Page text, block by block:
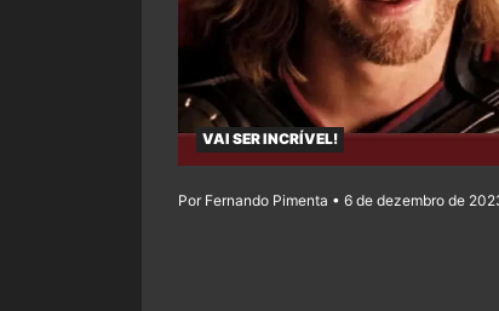
VAI SER INCRÍVEL!
Por Fernando Pimenta • 6 de dezembro de